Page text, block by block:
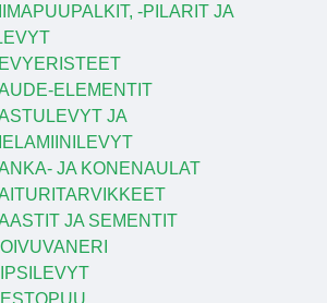
-PILARIT JA
ELEMENTIT
JA
JA KONENAULAT
JA SEMENTIT